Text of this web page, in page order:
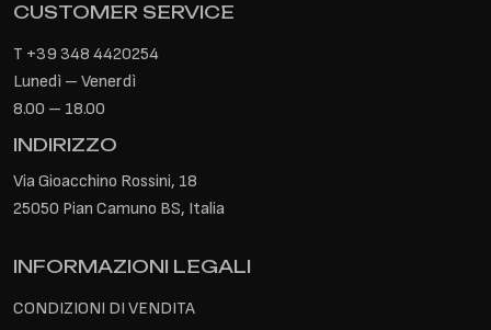
CUSTOMER SERVICE
T +39 348 4420254
Lunedì – Venerdì
8.00 – 18.00
INDIRIZZO
Via Gioacchino Rossini, 18
25050 Pian Camuno BS, Italia
INFORMAZIONI LEGALI
CONDIZIONI DI VENDITA